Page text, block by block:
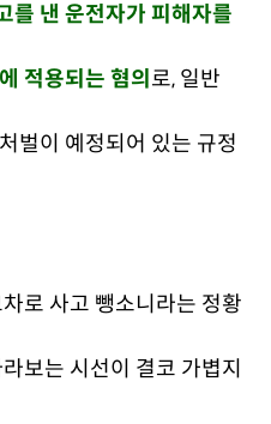
를 낸 운전자가 피해자를
적용되는 혐의 로, 일반
벌이 예정되어 있는 규정
로 사고 뺑소니라는 정황
보는 시선이 결코 가볍지